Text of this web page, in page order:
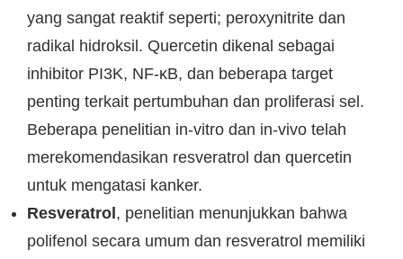
yang sangat reaktif seperti; peroxynitrite dan
radikal hidroksil. Quercetin dikenal sebagai
inhibitor PI3K, NF-κB, dan beberapa target
penting terkait pertumbuhan dan proliferasi sel.
Beberapa penelitian in-vitro dan in-vivo telah
merekomendasikan resveratrol dan quercetin
untuk mengatasi kanker.
Resveratrol , penelitian menunjukkan bahwa
polifenol secara umum dan resveratrol memiliki